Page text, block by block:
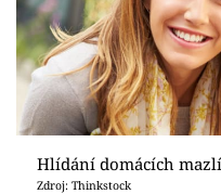
Sledujte prima+
Přihlášení
Sledujte nás
Hlídání domácích
Zdroj: Thinkstock